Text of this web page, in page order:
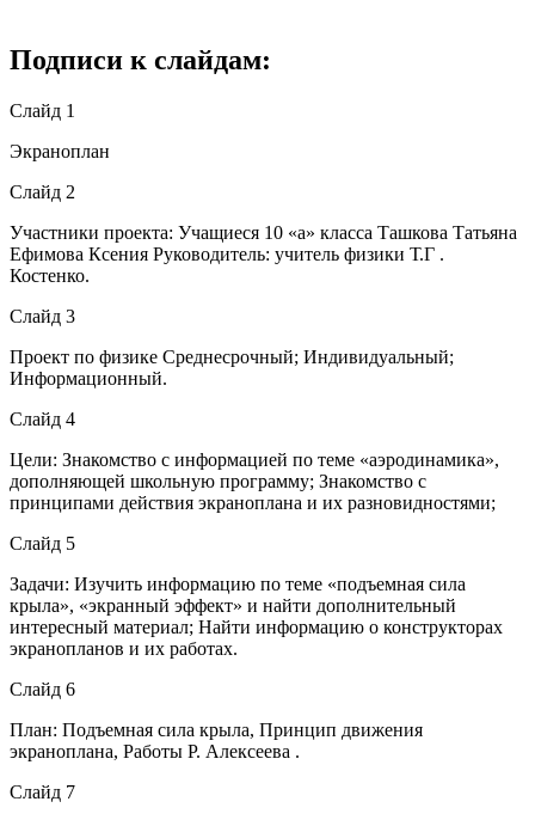
Подписи к слайдам:
Слайд 1
Экраноплан
Слайд 2
Участники проекта: Учащиеся 10 «а» класса Ташкова Татьяна
Ефимова Ксения Руководитель: учитель физики Т.Г .
Костенко.
Слайд 3
Проект по физике Среднесрочный; Индивидуальный;
Информационный.
Слайд 4
Цели: Знакомство с информацией по теме «аэродинамика»,
дополняющей школьную программу; Знакомство с
принципами действия экраноплана и их разновидностями;
Слайд 5
Задачи: Изучить информацию по теме «подъемная сила
крыла», «экранный эффект» и найти дополнительный
интересный материал; Найти информацию о конструкторах
экранопланов и их работах.
Слайд 6
План: Подъемная сила крыла, Принцип движения
экраноплана, Работы Р. Алексеева .
Слайд 7